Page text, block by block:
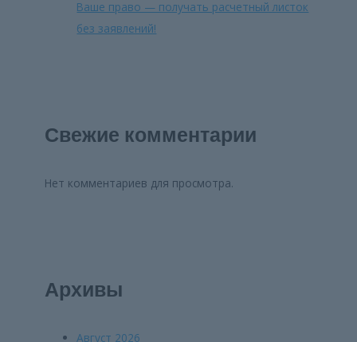
Ваше право — получать расчетный листок
без заявлений!
Свежие комментарии
Нет комментариев для просмотра.
Архивы
Август 2026